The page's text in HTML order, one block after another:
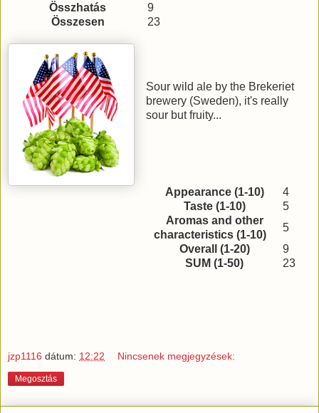
Összhatás
9
Összesen
23
Sour wild ale by the Brekeriet
brewery (Sweden), it's really
sour but fruity...
Appearance (1-10)
4
Taste (1-10)
5
Aromas and other
characteristics (1-10)
5
Overall (1-20)
9
SUM (1-50)
23
jzp1116 dátum: 12:22 Nincsenek megjegyzések:
Megosztás